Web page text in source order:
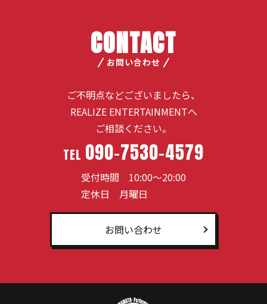
CONTACT
お問い合わせ
ご不明点などございましたら、
REALIZE ENTERTAINMENTへ
ご相談ください。
TEL 090-7530-4579
受付時間 10:00～20:00
定休日 月曜日
お問い合わせ